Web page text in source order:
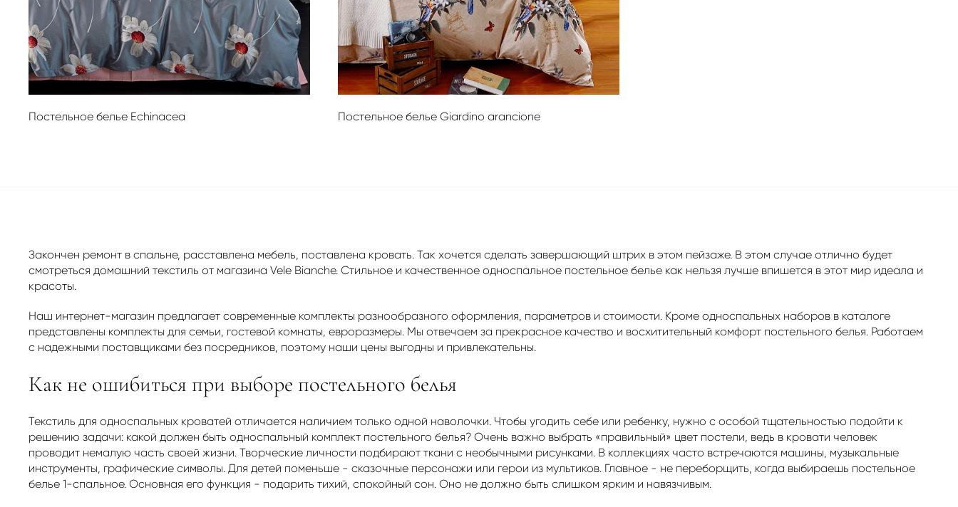
Постельное белье Echinacea Постельное белье Giardino arancione
Закончен ремонт в спальне, расставлена мебель, поставлена кровать. Так хочется сделать завершающий штрих в этом пейзаже. В этом случае отлично будет
смотреться домашний текстиль от магазина Vele Bianche. Стильное и качественное односпальное постельное белье как нельзя лучше впишется в этот мир идеала и
красоты.
Наш интернет-магазин предлагает современные комплекты разнообразного оформления, параметров и стоимости. Кроме односпальных наборов в каталоге
представлены комплекты для семьи, гостевой комнаты, евроразмеры. Мы отвечаем за прекрасное качество и восхитительный комфорт постельного белья. Работаем
с надежными поставщиками без посредников, поэтому наши цены выгодны и привлекательны.
Как не ошибиться при выборе постельного белья
Текстиль для односпальных кроватей отличается наличием только одной наволочки. Чтобы угодить себе или ребенку, нужно с особой тщательностью подойти к
решению задачи: какой должен быть односпальный комплект постельного белья? Очень важно выбрать «правильный» цвет постели, ведь в кровати человек
проводит немалую часть своей жизни. Творческие личности подбирают ткани с необычными рисунками. В коллекциях часто встречаются машины, музыкальные
инструменты, графические символы. Для детей поменьше - сказочные персонажи или герои из мультиков. Главное - не переборщить, когда выбираешь постельное
белье 1-спальное. Основная его функция - подарить тихий, спокойный сон. Оно не должно быть слишком ярким и навязчивым.